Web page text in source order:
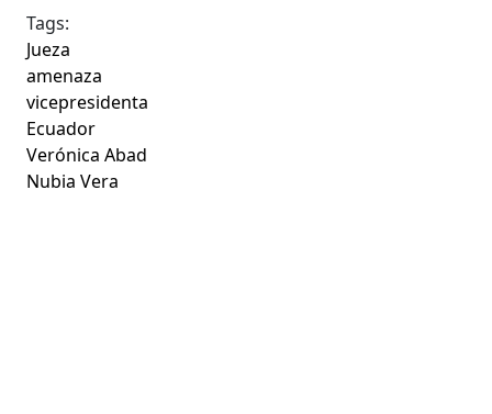
Tags:
Jueza
amenaza
vicepresidenta
Ecuador
Verónica Abad
Nubia Vera